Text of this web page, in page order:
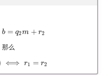
公交线路
冬が一番嫌い
b = q2m + r2
那么
⟺ r1 = r2